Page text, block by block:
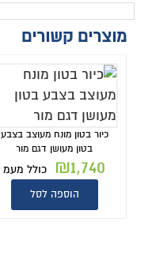
מוצרים קשורים
כיור בטון מונח מעוצב בצבע
בטון מעושן דגם מור
₪1,740 כולל מעמ
הוספה לסל